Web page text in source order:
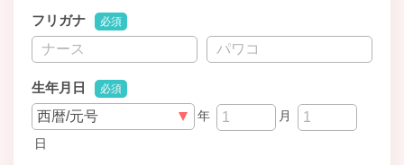
フリガナ 必須
生年月日 必須
年
月
日